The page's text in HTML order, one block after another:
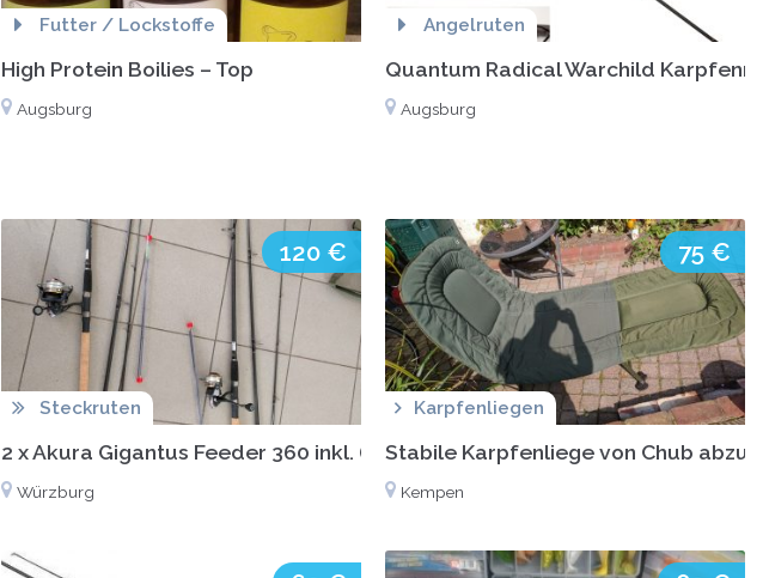
Futter / Lockstoffe
High Protein Boilies – Top
Augsburg
Angelruten
Quantum Radical Warchild
Augsburg
120 €
Steckruten
2 x Akura Gigantus Feeder 360 inkl. (Top-Zustand)
Würzburg
75 €
Karpfenliegen
Stabile Karpfenliege von Chub
Kempen